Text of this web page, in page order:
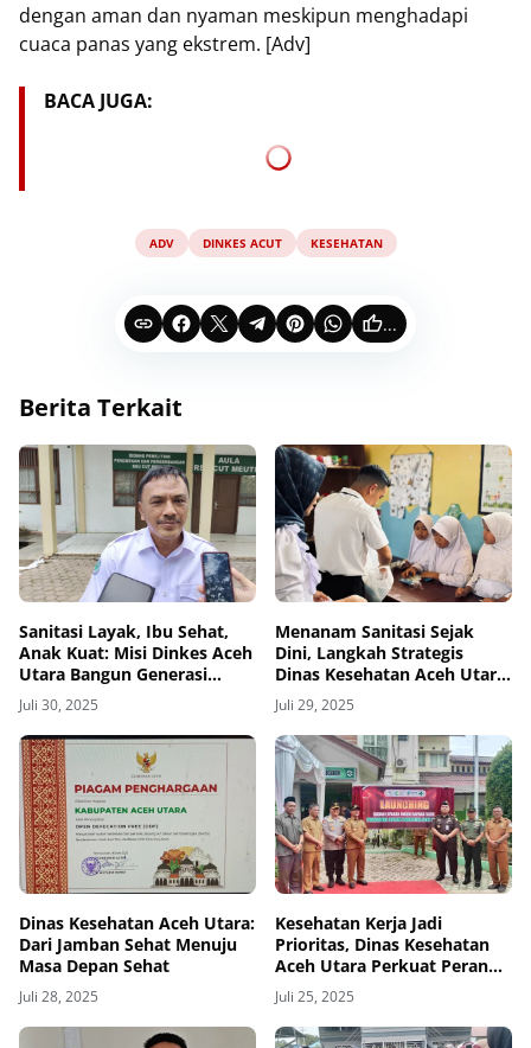
dengan aman dan nyaman meskipun menghadapi
cuaca panas yang ekstrem. [Adv]
BACA JUGA:
ADV DINKES ACUT KESEHATAN
...
Berita Terkait
Sanitasi Layak, Ibu Sehat,
Anak Kuat: Misi Dinkes Aceh
Utara Bangun Generasi
Hebat
Juli 30, 2025
Menanam Sanitasi Sejak
Dini, Langkah Strategis
Dinas Kesehatan Aceh Utara
di Sekolah
Juli 29, 2025
Dinas Kesehatan Aceh Utara:
Dari Jamban Sehat Menuju
Masa Depan Sehat
Juli 28, 2025
Kesehatan Kerja Jadi
Prioritas, Dinas Kesehatan
Aceh Utara Perkuat Peran
Puskesmas
Juli 25, 2025